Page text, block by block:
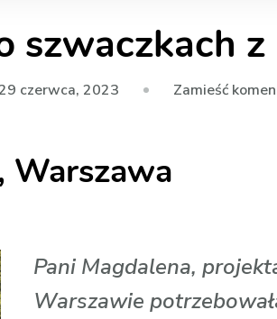
szwaczkach
czerwca, 2023 Zamieść
Warszawa
Pani Magdalena,
Warszawie